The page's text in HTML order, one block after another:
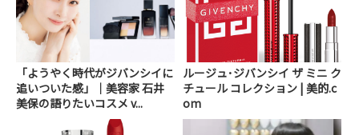
「ようやく時代がジバンシイに
追いついた感」｜美容家 石井
美保の語りたいコスメ v...
ルージュ･ジバンシイ ザ ミニ ク
チュール コレクション | 美的.c
om